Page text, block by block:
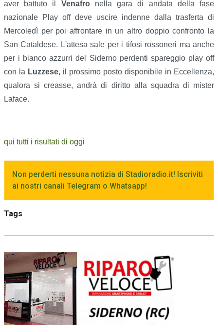
aver battuto il Venafronella gara di andata della fase
nazionale Play off deve uscire indenne dalla trasferta di
Mercoledì per poi affrontare in un altro doppio confronto la
San Cataldese. L'attesa sale per i tifosi rossoneri ma anche
per i bianco azzurri del Siderno perdenti spareggio play off
con la Luzzese, il prossimo posto disponibile in Eccellenza,
qualora si creasse, andrà di diritto alla squadra di mister
Laface.
qui tutti i risultati di oggi
Non perderti nessuna notizia di Stadioradio.it! Iscriviti
ai nostri canali Telegram o Whatsapp!
Tags